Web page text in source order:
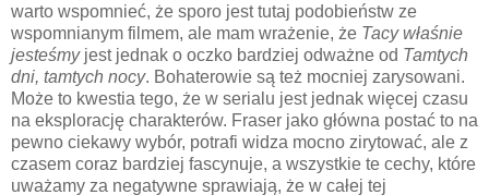
warto wspomnieć, że sporo jest tutaj podobieństw ze
wspomnianym filmem, ale mam wrażenie, że Tacy właśnie
jesteśmyjest jednak o oczko bardziej odważne od Tamtych
dni, tamtych nocy. Bohaterowie są też mocniej zarysowani.
Może to kwestia tego, że w serialu jest jednak więcej czasu
na eksplorację charakterów. Fraser jako główna postać to na
pewno ciekawy wybór, potrafi widza mocno zirytować, ale z
czasem coraz bardziej fascynuje, a wszystkie te cechy, które
uważamy za negatywne sprawiają, że w całej tej